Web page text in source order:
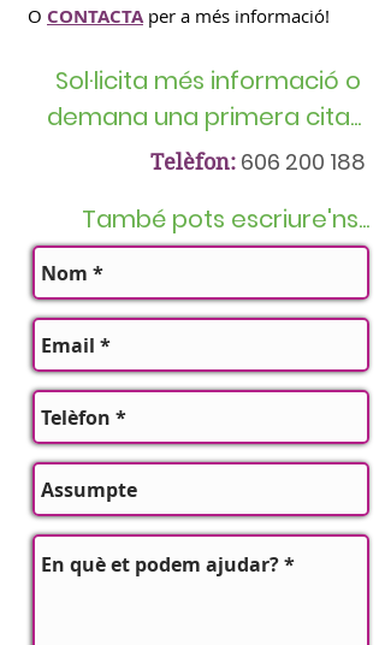
O CONTACTA per a més informació!
Sol·licita més informació o
demana una primera cita...
També pots escriure'ns...
Telèfon: 606 200 188